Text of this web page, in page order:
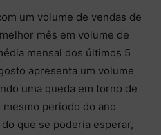
um volume de vendas de
mês em volume de
mensal dos últimos 5
apresenta um volume
uma queda em torno de
mesmo período do ano
que se poderia esperar,